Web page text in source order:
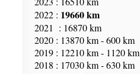
2022 : 19660 km
2021 : 16870 km
2020 : 13870 km - 600 km
2019 : 12210 km - 1120 km
2018 : 17030 km - 630 km